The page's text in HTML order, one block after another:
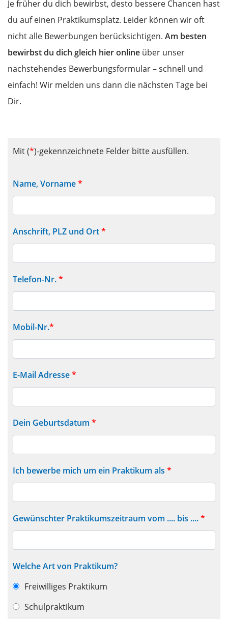
Je früher du dich bewirbst, desto bessere Chancen hast
du auf einen Praktikumsplatz. Leider können wir oft
nicht alle Bewerbungen berücksichtigen. Am besten
bewirbst du dich gleich hier online über unser
nachstehendes Bewerbungsformular – schnell und
einfach! Wir melden uns dann die nächsten Tage bei
Dir.
Mit (*)-gekennzeichnete Felder bitte ausfüllen.
Name, Vorname*
Anschrift, PLZ und Ort*
Telefon-Nr.*
Mobil-Nr.*
E-Mail Adresse*
Dein Geburtsdatum *
Ich bewerbe mich um ein Praktikum als *
Gewünschter Praktikumszeitraum vom .... bis ....*
Welche Art von Praktikum?
Freiwilliges Praktikum
Schulpraktikum